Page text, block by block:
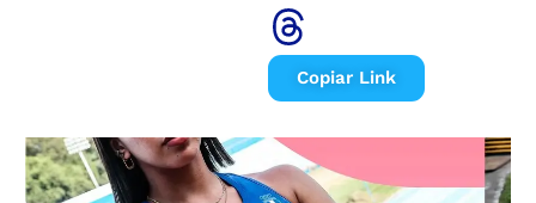
Copiar Link